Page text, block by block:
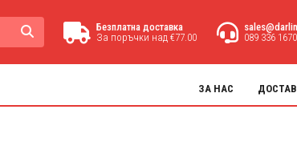
Безплатна доставка
За поръчки над €77.00
089 336 1670
ЗА НАС